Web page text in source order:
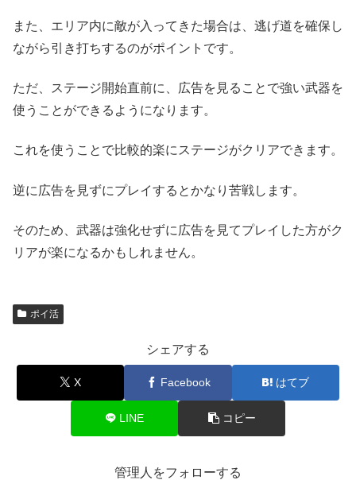
また、エリア内に敵が入ってきた場合は、逃げ道を確保し
ながら引き打ちするのがポイントです。
ただ、ステージ開始直前に、広告を見ることで強い武器を
使うことができるようになります。
これを使うことで比較的楽にステージがクリアできます。
逆に広告を見ずにプレイするとかなり苦戦します。
そのため、武器は強化せずに広告を見てプレイした方がク
リアが楽になるかもしれません。
ポイ活
シェアする
X Facebook はてブ
LINE コピー
管理人をフォローする